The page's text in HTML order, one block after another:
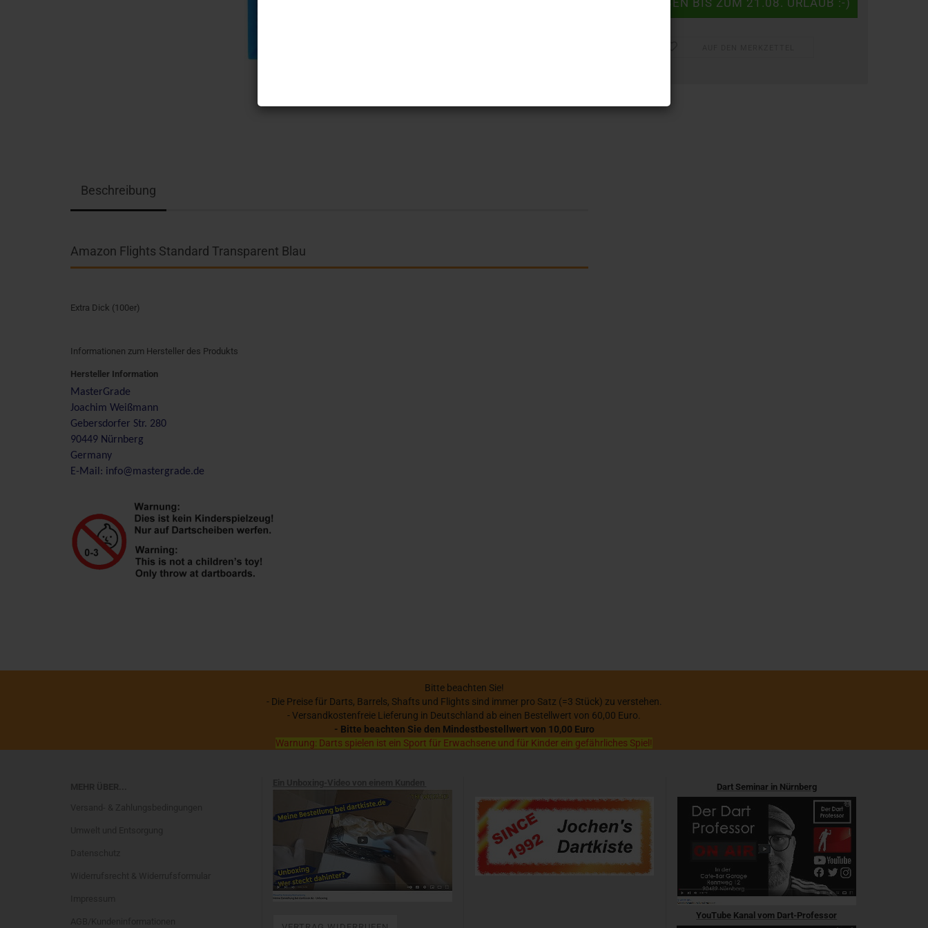
Beschreibung
Amazon Flights Standard Transparent Blau
Extra Dick (100er)
Informationen zum Hersteller des Produkts
Hersteller Information
MasterGrade
Joachim Weißmann
Gebersdorfer Str. 280
90449 Nürnberg
Germany
E-Mail: info@mastergrade.de
Bitte beachten Sie!
- Die Preise für Darts, Barrels, Shafts und Flights sind immer pro Satz (=3 Stück) zu verstehen.
- Versandkostenfreie Lieferung in Deutschland ab einen Bestellwert von 60,00 Euro.
- Bitte beachten Sie den Mindestbestellwert von 10,00 Euro
Warnung: Darts spielen ist ein Sport für Erwachsene und für Kinder ein gefährliches Spiel!
Dart Seminar in Nürnberg
YouTube Kanal vom Dart-Professor